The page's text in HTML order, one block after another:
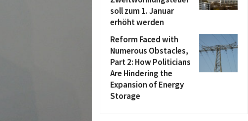
soll zum 1. Januar
erhöht werden
Reform Faced with
Numerous Obstacles,
Part 2: How Politicians
Are Hindering the
Expansion of Energy
Storage